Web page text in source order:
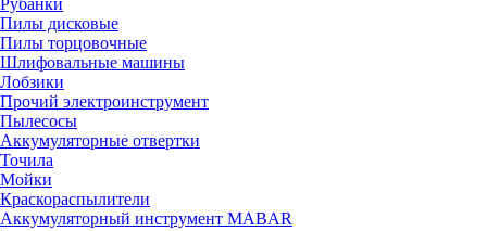
Рубанки
Пилы дисковые
Пилы торцовочные
Шлифовальные машины
Лобзики
Прочий электроинструмент
Пылесосы
Аккумуляторные отвертки
Точила
Мойки
Краскораспылители
Аккумуляторный инструмент MABAR